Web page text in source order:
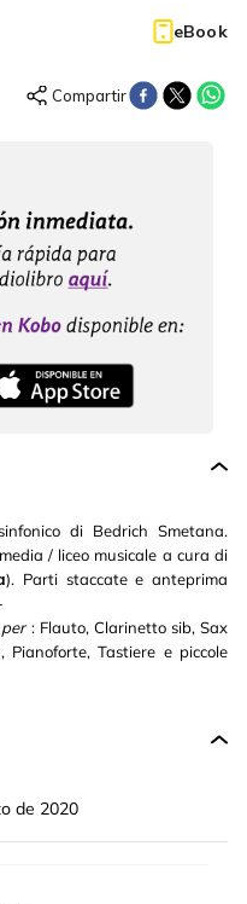
eBook
di Bedrich Smetana.
/ liceo musicale a cura di
). Parti staccate e anteprima
: Flauto, Clarinetto sib, Sax
Pianoforte, Tastiere e piccole
de 2020